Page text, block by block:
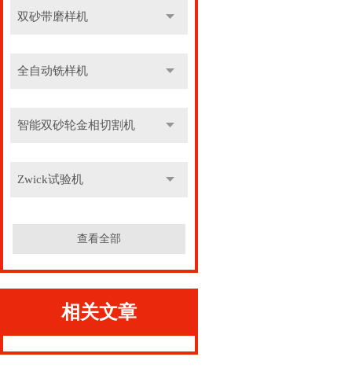
双砂带磨样机
全自动铣样机
智能双砂轮金相切割机
Zwick试验机
查看全部
相关文章